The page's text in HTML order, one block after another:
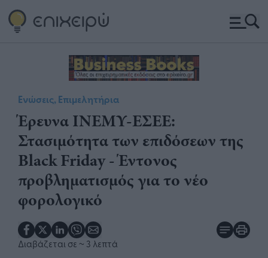
Ενώσεις, Επιμελητήρια
​Έρευνα ΙΝΕΜΥ-ΕΣΕΕ:
Στασιμότητα των επιδόσεων της
Black Friday - Έντονος
προβληματισμός για το νέο
φορολογικό
Διαβάζεται σε ~ 3 λεπτά